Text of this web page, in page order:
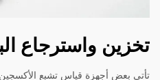
تخزين واسترجاع
تأتي بعض أجهزة قياس تشبع الأكسجين